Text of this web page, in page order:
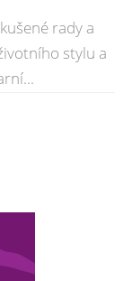
rady a
stylu a